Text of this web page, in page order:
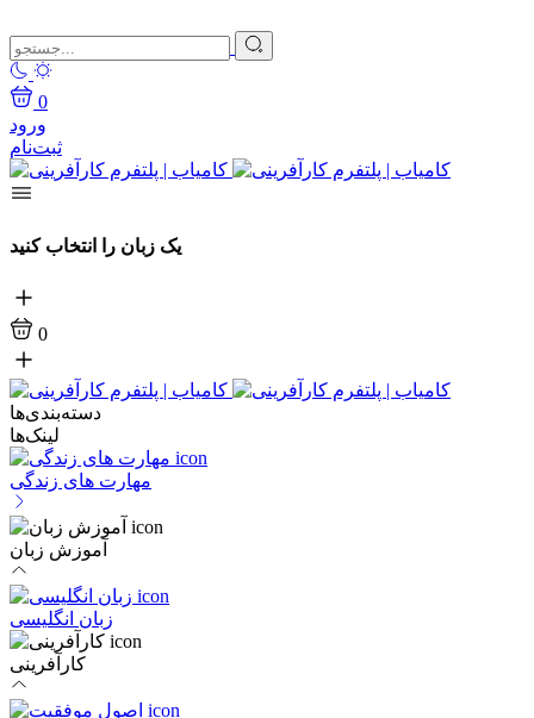
0
ورود
ثبت‌نام
یک زبان را انتخاب کنید
0
دسته‌بندی‌ها
لینک‌ها
مهارت های زندگی
آموزش زبان
زبان انگلیسی
کارآفرینی